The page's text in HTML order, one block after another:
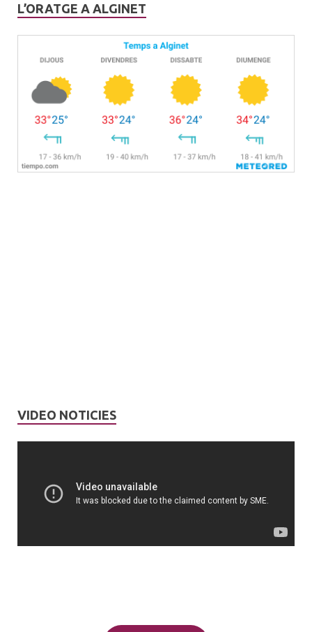
L’ORATGE A ALGINET
VIDEO NOTICIES